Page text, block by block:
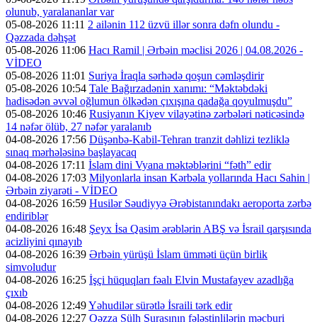
olunub, yaralananlar var
05-08-2026 11:11 2 ailənin 112 üzvü illər sonra dəfn olundu -
Qəzzada dəhşət
05-08-2026 11:06 Hacı Ramil | Ərbəin məclisi 2026 | 04.08.2026 -
VİDEO
05-08-2026 11:01 Suriya İraqla sərhədə qoşun cəmləşdirir
05-08-2026 10:54 Tale Bağırzadənin xanımı: “Məktəbdəki
hadisədən əvvəl oğlumun ölkədən çıxışına qadağa qoyulmuşdu”
05-08-2026 10:46 Rusiyanın Kiyev vilayətinə zərbələri nəticəsində
14 nəfər ölüb, 27 nəfər yaralanıb
04-08-2026 17:56 Düşənbə-Kabil-Tehran tranzit dəhlizi tezliklə
sınaq mərhələsinə başlayacaq
04-08-2026 17:11 İslam dini Vyana məktəblərini “fəth” edir
04-08-2026 17:03 Milyonlarla insan Kərbəla yollarında Hacı Sahin |
Ərbəin ziyarəti - VİDEO
04-08-2026 16:59 Husilər Səudiyyə Ərəbistanındakı aeroporta zərbə
endiriblər
04-08-2026 16:48 Şeyx İsa Qasim ərəblərin ABŞ və İsrail qarşısında
acizliyini qınayıb
04-08-2026 16:39 Ərbəin yürüşü İslam ümməti üçün birlik
simvoludur
04-08-2026 16:25 İşçi hüquqları fəalı Elvin Mustafayev azadlığa
çıxıb
04-08-2026 12:49Yəhudilər sürətlə İsraili tərk edir
04-08-2026 12:27 Qəzza Sülh Şurasının fələstinlilərin məcburi